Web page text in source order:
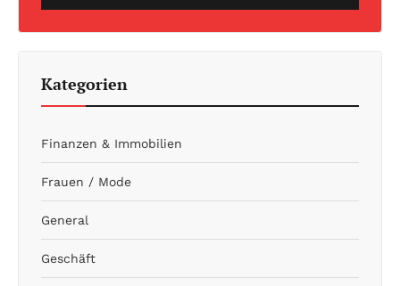
Kategorien
Finanzen & Immobilien
Frauen / Mode
General
Geschäft